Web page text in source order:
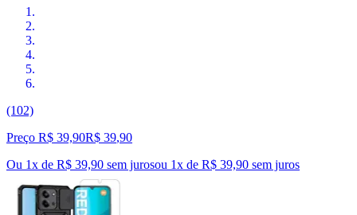
(102)
Preço R$ 39,90R$ 39,90
Ou 1x de R$ 39,90 sem jurosou 1x de R$ 39,90 sem juros